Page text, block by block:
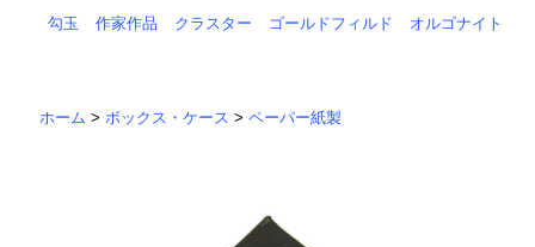
勾玉 作家作品 クラスター ゴールドフィルド オルゴナイト
ホーム >ボックス・ケース >ペーパー紙製